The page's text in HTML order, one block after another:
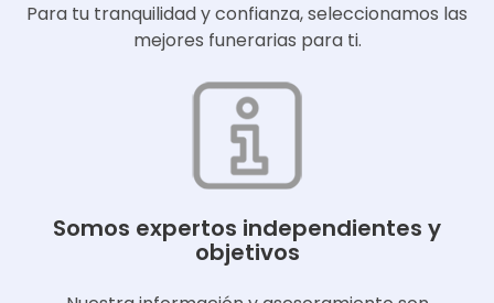
Para tu tranquilidad y confianza, seleccionamos las
mejores funerarias para ti.
Somos expertos independientes y
objetivos